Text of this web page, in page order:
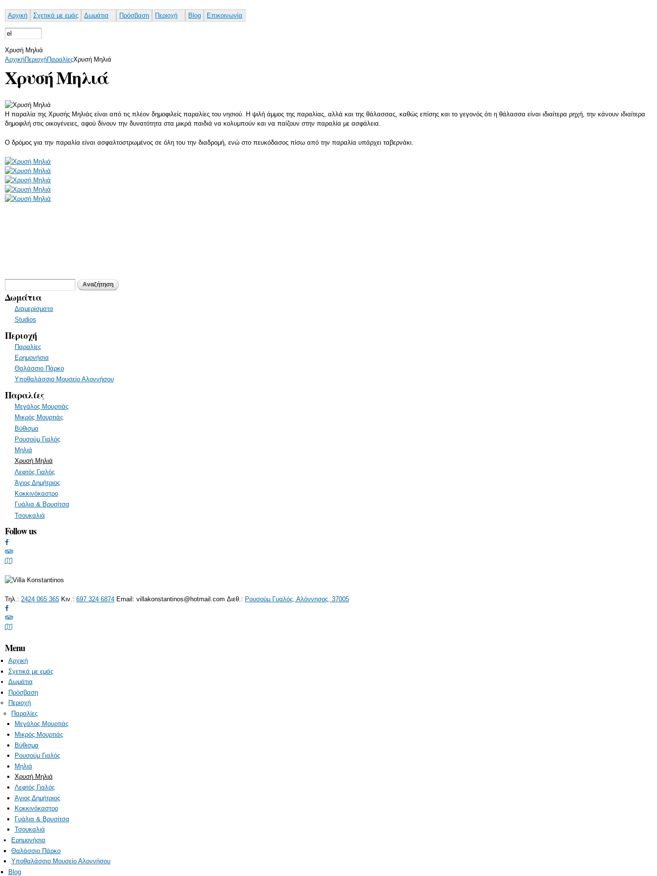
Αρχική Σχετικά με εμάς Δωμάτια Πρόσβαση Περιοχή Blog Επικοινωνία
Χρυσή Μηλιά
ΑρχικήΠεριοχήΠαραλίεςΧρυσή Μηλιά
Χρυσή Μηλιά
Η παραλία της Χρυσής Μηλιάς είναι από τις πλέον δημοφιλείς παραλίες του νησιού. Η ψιλή άμμος της παραλίας, αλλά και της θάλασσας, καθώς επίσης και το γεγονός ότι η θάλασσα είναι ιδιαίτερα ρηχή, την κάνουν ιδιαίτερα
δημοφιλή στις οικογένειες, αφού δίνουν την δυνατότητα στα μικρά παιδιά να κολυμπούν και να παίζουν στην παραλία με ασφάλεια.
Ο δρόμος για την παραλία είναι ασφαλτοστρωμένος σε όλη του την διαδρομή, ενώ στο πευκόδασος πίσω από την παραλία υπάρχει ταβερνάκι.
Φόρμα αναζήτησης
Δωμάτια
Διαμερίσματα
Studios
Περιοχή
Παραλίες
Ερημονήσια
Θαλάσσιο Πάρκο
Υποθαλάσσιο Μουσείο Αλοννήσου
Παραλίες
Μεγάλος Μουρτιάς
Μικρός Μουρτιάς
Βύθισμα
Ρουσούμ Γιαλός
Μηλιά
Χρυσή Μηλιά
Λεφτός Γιαλός
Άγιος Δημήτριος
Κοκκινόκαστρο
Γυάλια & Βρυσίτσα
Τσουκαλιά
Follow us
Τηλ.: 2424 065 365 Κιν.: 697 324 6874 Email: villakonstantinos@hotmail.com Διεθ.: Ρουσούμ Γυαλός, Αλόννησος, 37005
Menu
Αρχική
Σχετικά με εμάς
Δωμάτια
Πρόσβαση
Περιοχή
Παραλίες
Μεγάλος Μουρτιάς
Μικρός Μουρτιάς
Βύθισμα
Ρουσούμ Γιαλός
Μηλιά
Χρυσή Μηλιά
Λεφτός Γιαλός
Άγιος Δημήτριος
Κοκκινόκαστρο
Γυάλια & Βρυσίτσα
Τσουκαλιά
Ερημονήσια
Θαλάσσιο Πάρκο
Υποθαλάσσιο Μουσείο Αλοννήσου
Blog